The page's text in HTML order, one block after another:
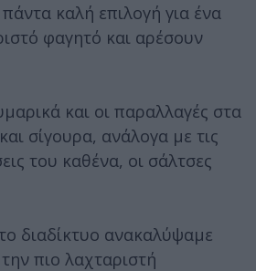
πάντα καλή επιλογή για ένα
φαγητό και αρέσουν
και οι παραλλαγές στα
σίγουρα, ανάλογα με τις
του καθένα, οι σάλτσες
διαδίκτυο ανακαλύψαμε
πιο λαχταριστή